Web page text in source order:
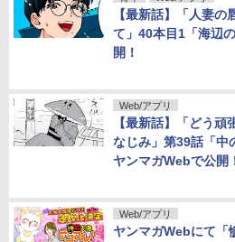
【最新話】「人妻
て」40本目1「海辺
開！
Web/アプリ
【最新話】「どう
なじみ」第39話「中
ヤンマガWebで公開
Web/アプリ
ヤンマガWebにて「